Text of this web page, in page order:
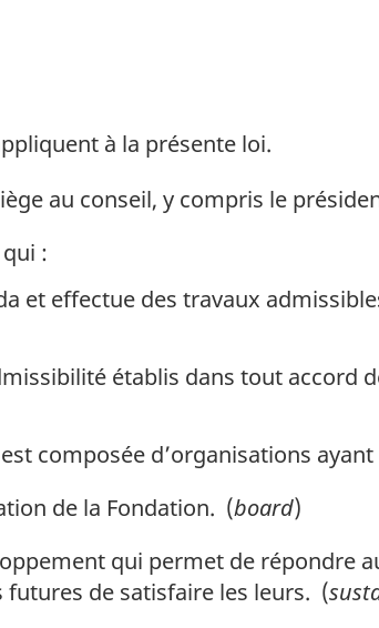
à la présente loi.
au conseil, y compris le
:
et effectue des travaux
établis dans tout accord
composée d’organisations
de la Fondation. (board)
qui permet de répondre
de satisfaire les leurs. (